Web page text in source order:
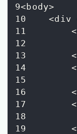
9<body>
10    <div
11
12
13
14
15
16
17
18
19